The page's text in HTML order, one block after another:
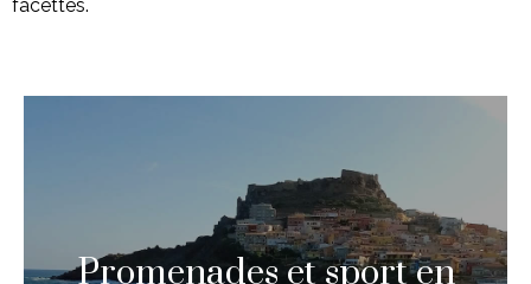
facettes.
Promenades et sport en